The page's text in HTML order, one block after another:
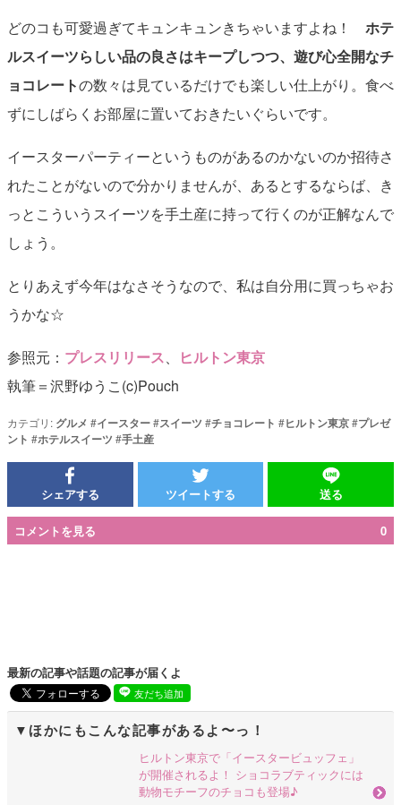
どのコも可愛過ぎてキュンキュンきちゃいますよね！ ホテ
ルスイーツらしい品の良さはキープしつつ、遊び心全開なチ
ョコレートの数々は見ているだけでも楽しい仕上がり。食べ
ずにしばらくお部屋に置いておきたいぐらいです。
イースターパーティーというものがあるのかないのか招待さ
れたことがないので分かりませんが、あるとするならば、き
っとこういうスイーツを手土産に持って行くのが正解なんで
しょう。
とりあえず今年はなさそうなので、私は自分用に買っちゃお
うかな☆
参照元： プレスリリース、
ヒルトン東京
執筆＝沢野ゆうこ(c)Pouch
カテゴリ: グルメ #イースター#スイーツ #チョコレート #ヒルトン東京#プレゼ
ント #ホテルスイーツ #手土産
シェアする ツイートする 送る
コメントを見る 0
最新の記事や話題の記事が届くよ
友だち追加
ほかにもこんな記事があるよ〜っ！
ヒルトン東京で「イースタービュッフェ」
が開催されるよ！ ショコラブティックには
動物モチーフのチョコも登場♪